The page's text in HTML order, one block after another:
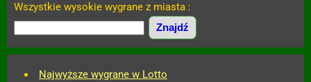
Wszystkie wysokie wygrane z miasta :
Najwyższe wygrane w Lotto